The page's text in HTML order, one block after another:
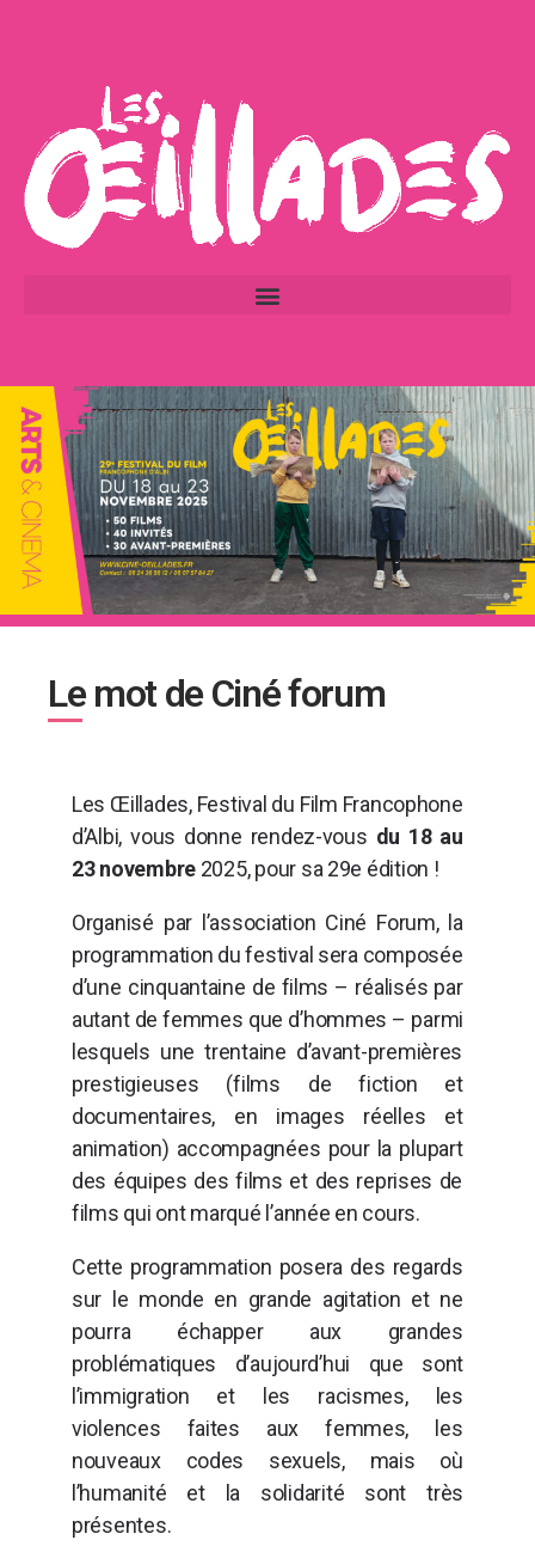
Le mot de Ciné forum
Les Œillades, Festival du Film Francophone
d’Albi, vous donne rendez-vous du 18 au
23 novembre 2025, pour sa 29e édition !
Organisé par l’association Ciné Forum, la
programmation du festival sera composée
d’une cinquantaine de films – réalisés par
autant de femmes que d’hommes – parmi
lesquels une trentaine d’avant-premières
prestigieuses (films de fiction et
documentaires, en images réelles et
animation) accompagnées pour la plupart
des équipes des films et des reprises de
films qui ont marqué l’année en cours.
Cette programmation posera des regards
sur le monde en grande agitation et ne
pourra échapper aux grandes
problématiques d’aujourd’hui que sont
l’immigration et les racismes, les
violences faites aux femmes, les
nouveaux codes sexuels, mais où
l’humanité et la solidarité sont très
présentes.